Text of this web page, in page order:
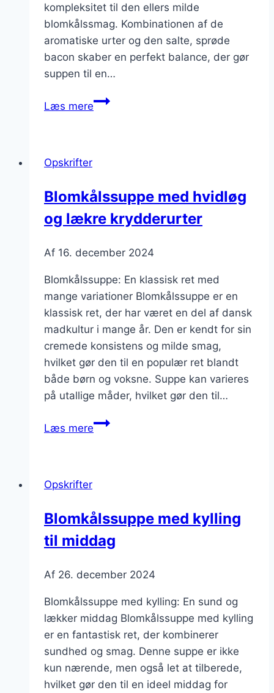
kompleksitet til den ellers milde
blomkålssmag. Kombinationen af de
aromatiske urter og den salte, sprøde
bacon skaber en perfekt balance, der gør
suppen til en…
Læs mereBlomkålssuppe
Opskrifter
Blomkålssuppe med hvidløg
og lækre krydderurter
Af 16. december 2024
Blomkålssuppe: En klassisk ret med
mange variationer Blomkålssuppe er en
klassisk ret, der har været en del af dansk
madkultur i mange år. Den er kendt for sin
cremede konsistens og milde smag,
hvilket gør den til en populær ret blandt
både børn og voksne. Suppe kan varieres
på utallige måder, hvilket gør den til…
Læs mereBlomkålssuppe
Opskrifter
Blomkålssuppe med kylling
til middag
Af 26. december 2024
Blomkålssuppe med kylling: En sund og
lækker middag Blomkålssuppe med kylling
er en fantastisk ret, der kombinerer
sundhed og smag. Denne suppe er ikke
kun nærende, men også let at tilberede,
hvilket gør den til en ideel middag for